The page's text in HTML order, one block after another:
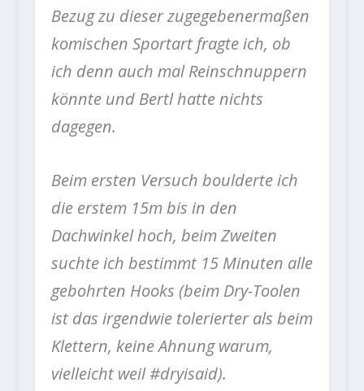
Bezug zu dieser zugegebenermaßen
komischen Sportart fragte ich, ob
ich denn auch mal Reinschnuppern
könnte und Bertl hatte nichts
dagegen.
Beim ersten Versuch boulderte ich
die erstem 15m bis in den
Dachwinkel hoch, beim Zweiten
suchte ich bestimmt 15 Minuten alle
gebohrten Hooks (beim Dry-Toolen
ist das irgendwie tolerierter als beim
Klettern, keine Ahnung warum,
vielleicht weil #dryisaid).